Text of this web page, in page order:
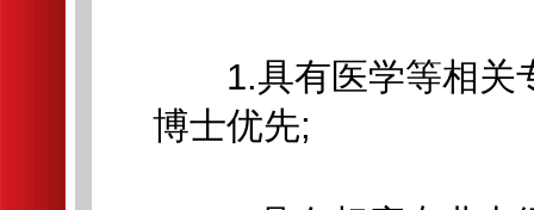
1.具有医学等相关
博士优先;